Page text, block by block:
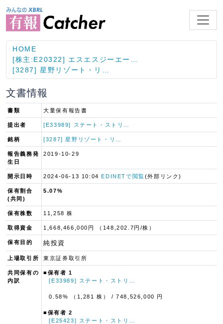
HOME
[株主:E20322] エスエスジーエー…
[3287] 星野リゾート・リ…
文書情報
書類 大量保有報告書
提出者 [E33989] ステート・ストリ…
銘柄 [3287] 星野リゾート・リ…
報告義務発
生日
2019-10-29
開示日時 2024-06-13 10:04EDINETで閲覧(外部リンク)
保有割合
(共同)
5.07%
保有株数 11,258 株
取得資金 1,668,466,000円 （148,202.7円/株）
保有目的 純投資
上場取引所 東京証券取引所
共同保有の
内訳
■保有者 1
[E33989] ステート・ストリ…
0.58% （1,281 株） / 748,526,000 円
■保有者 2
[E25423] ステート・ストリ…